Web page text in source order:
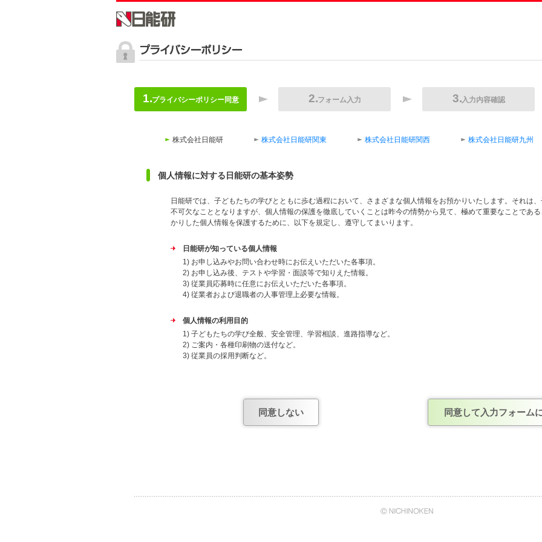
プライバシーポリシー同意 フォーム入力 入力内容確認
株式会社日能研 株式会社日能研関東 株式会社日能研関西 株式会社日能研九州
個人情報に対する日能研の基本姿勢
日能研では、子どもたちの学びとともに歩む過程において、さまざまな個人情報をお預かりいたします。それは
不可欠なこととなりますが、個人情報の保護を徹底していくことは昨今の情勢から見て、極めて重要なことであ
かりした個人情報を保護するために、以下を規定し、遵守してまいります。
日能研が知っている個人情報
1) お申し込みやお問い合わせ時にお伝えいただいた各事項。
2) お申し込み後、テストや学習・面談等で知りえた情報。
3) 従業員応募時に任意にお伝えいただいた各事項。
4) 従業者および退職者の人事管理上必要な情報。
個人情報の利用目的
1) 子どもたちの学び全般、安全管理、学習相談、進路指導など。
2) ご案内・各種印刷物の送付など。
3) 従業員の採用判断など。
個人情報保護について安全確認がとれ、正式に契約を結んだ企業。
当社への個人情報の提出はあくまで任意のものですが、情報を提出いただけない場合は、今後の当社からの
日能研グループ（株式会社日能研・株式会社日能研関東・株式会社日能研関西・株式会社日能研九州・株式会
同意しない 同意して入力フォーム